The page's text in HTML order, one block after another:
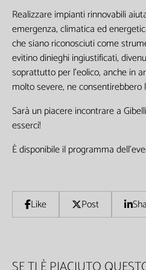
Realizzare impianti rinnovabili
emergenza, climatica ed
che siano riconosciuti come
evitino dinieghi ingiustificati,
soprattutto per l’eolico, anche in
molto severe, ne consentirebbero
Sarà un piacere incontrare a
esserci!
È disponibile il programma
Like Post
I seguenti campi non
ma queste
personalizzati